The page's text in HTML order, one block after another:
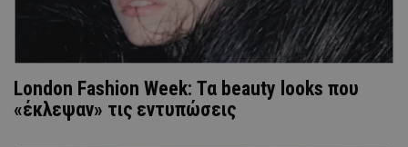
London Fashion Week: Τα beauty looks που
«έκλεψαν» τις εντυπώσεις